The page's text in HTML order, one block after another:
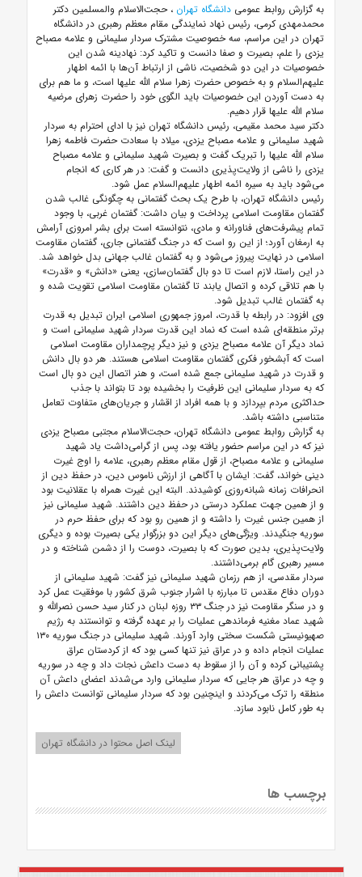
به گزارش روابط عمومی دانشگاه تهران ، حجت‌الاسلام والمسلمین دکتر
محمدمهدی کرمی، رئیس نهاد نمایندگی مقام معظم رهبری در دانشگاه
تهران در این مراسم، سه خصوصیت مشترک سردار سلیمانی و علامه مصباح
یزدی را علم، بصیرت و صفا دانست و تاکید کرد: نهادینه شدن این
خصوصیات در این دو شخصیت، ناشی از ارتباط آن‌ها با ائمه اطهار
علیهم‌السلام و به خصوص حضرت زهرا سلام الله علیها است، و ما هم برای
به دست آوردن این خصوصیات باید الگوی خود را حضرت زهرای مرضیه
سلام الله علیها قرار دهیم.
دکتر سید محمد مقیمی، رئیس دانشگاه تهران نیز با ادای احترام به سردار
شهید سلیمانی و علامه مصباح یزدی، میلاد با سعادت حضرت فاطمه زهرا
سلام الله علیها را تبریک گفت و بصیرت شهید سلیمانی و علامه مصباح
یزدی را ناشی از ولایت‌پذیری دانست و گفت: در هر کاری که انجام
می‌شود باید به سیره ائمه اطهار علیهم‌السلام عمل شود.
رئیس دانشگاه تهران، با طرح یک بحث گفتمانی به چگونگی غالب شدن
گفتمان مقاومت اسلامی پرداخت و بیان داشت: گفتمان غربی، با وجود
تمام پیشرفت‌های فناورانه و مادی، نتوانسته است برای بشر امروزی آرامش
به ارمغان آورد؛ از این رو است که در جنگ گفتمانی جاری، گفتمان مقاومت
اسلامی در نهایت پیروز می‌شود و به گفتمان غالب جهانی بدل خواهد شد.
در این راستا، لازم است تا دو بال گفتمان‌سازی، یعنی «دانش» و «قدرت»
با هم تلاقی کرده و اتصال یابند تا گفتمان مقاومت اسلامی تقویت شده و
به گفتمان غالب تبدیل شود.
وی افزود: در رابطه با قدرت، امروز جمهوری اسلامی ایران تبدیل به قدرت
برتر منطقه‌ای شده است که نماد این قدرت سردار شهید سلیمانی است و
نماد دیگر آن علامه مصباح یزدی و نیز دیگر پرچمداران مقاومت اسلامی
است که آبشخور فکری گفتمان مقاومت اسلامی هستند. هر دو بال دانش
و قدرت در شهید سلیمانی جمع شده است، و هنر اتصال این دو بال است
که به سردار سلیمانی این ظرفیت را بخشیده بود تا بتواند با جذب
حداکثری مردم بپردازد و با همه افراد از اقشار و جریان‌های متفاوت تعامل
متناسبی داشته باشد.
به گزارش روابط عمومی دانشگاه تهران، حجت‌الاسلام مجتبی مصباح یزدی
نیز که در این مراسم حضور یافته بود، پس از گرامی‌داشت یاد شهید
سلیمانی و علامه مصباح، از قول مقام معظم رهبری، علامه را اوج غیرت
دینی خواند، گفت: ایشان با آگاهی از ارزش ناموس دین، در حفظ دین از
انحرافات زمانه شبانه‌روزی کوشیدند. البته این غیرت همراه با عقلانیت بود
و از همین جهت عملکرد درستی در حفظ دین داشتند. شهید سلیمانی نیز
از همین جنس غیرت را داشته و از همین رو بود که برای حفظ حرم در
سوریه جنگیدند. ویژگی‌های دیگر این دو بزرگوار یکی بصیرت بوده و دیگری
ولایت‌پذیری، بدین صورت که با بصیرت، دوست را از دشمن شناخته و در
مسیر رهبری گام برمی‌داشتند.
سردار مقدسی، از هم رزمان شهید سلیمانی نیز گفت: شهید سلیمانی از
دوران دفاع مقدس تا مبارزه با اشرار جنوب شرق کشور با موفقیت عمل کرد
و در سنگر مقاومت نیز در جنگ ۳۳ روزه لبنان در کنار سید حسن نصرالله و
شهید عماد مغنیه فرماندهی عملیات را بر عهده گرفته و توانستند به رژیم
صهیونیستی شکست سختی وارد آورند. شهید سلیمانی در جنگ سوریه ۱۳۰
عملیات انجام داده و در عراق نیز تنها کسی بود که از کردستان عراق
پشتیبانی کرده و آن را از سقوط به دست داعش نجات داد و چه در سوریه
و چه در عراق هر جایی که سردار سلیمانی وارد می‌شدند اعضای داعش آن
منطقه را ترک می‌کردند و اینچنین بود که سردار سلیمانی توانست داعش را
به طور کامل نابود سازد.
لینک اصل محتوا در دانشگاه تهران
برچسب ها